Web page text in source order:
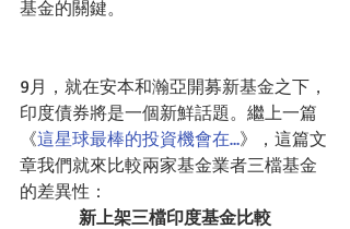
基金的關鍵。
9月，就在安本和瀚亞開募新基金之下，
印度債券將是一個新鮮話題。繼上一篇
《這星球最棒的投資機會在…》，這篇文
章我們就來比較兩家基金業者三檔基金
的差異性：
新上架三檔印度基金比較